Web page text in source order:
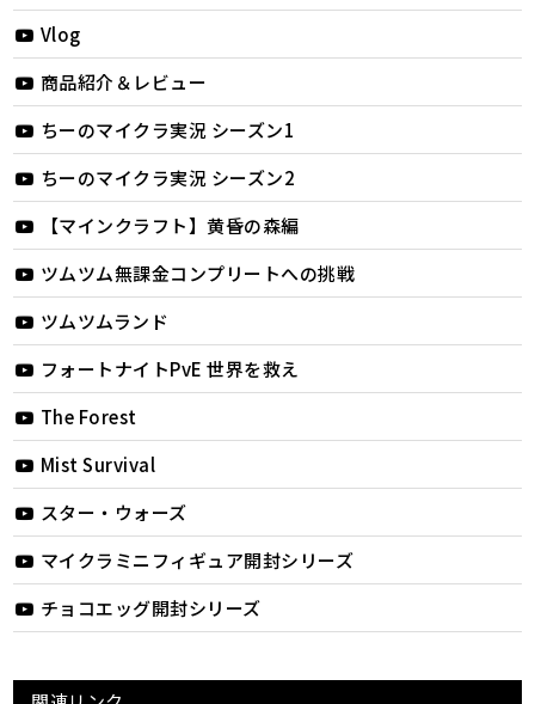
Vlog
商品紹介＆レビュー
ちーのマイクラ実況 シーズン1
ちーのマイクラ実況 シーズン2
【マインクラフト】黄昏の森編
ツムツム無課金コンプリートへの挑戦
ツムツムランド
フォートナイトPvE 世界を救え
The Forest
Mist Survival
スター・ウォーズ
マイクラミニフィギュア開封シリーズ
チョコエッグ開封シリーズ